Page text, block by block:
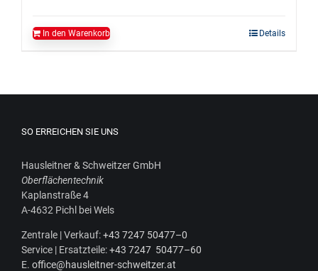
In den Warenkorb Details
SO ERREICHEN SIE UNS
Haus­leit­ner & Schweit­zer GmbH
Ober­flä­chen­tech­nik
Kaplan­stra­ße 4
A‑4632 Pichl bei Wels
Zen­tra­le | Ver­kauf:+43 7247 50477–0
Ser­vice | Ersatz­tei­le:+43 7247 50477–60
E. office@hausleitner-schweitzer.at